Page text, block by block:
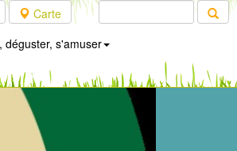
Carte
déguster, s'amuser